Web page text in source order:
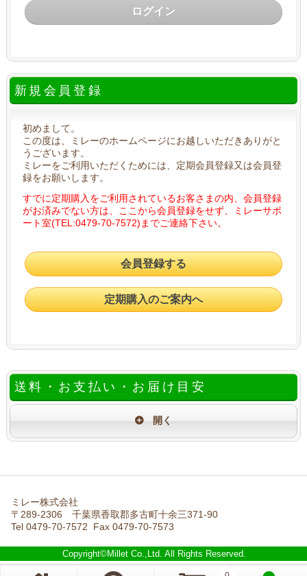
ログイン
新規会員登録
初めまして。
この度は、ミレーのホームページにお越しいただきありがと
うございます。
ミレーをご利用いただくためには、定期会員登録又は会員登
録をお願いします。
すでに定期購入をご利用されているお客さまの内、会員登録
がお済みでない方は、ここから会員登録をせず、ミレーサポ
ート室(TEL:0479-70-7572)までご連絡下さい。
会員登録する
定期購入のご案内へ
送料・お支払い・お届け目安
ミレー株式会社
〒289-2306 千葉県香取郡多古町十余三371-90
Tel 0479-70-7572 Fax 0479-70-7573
Copyright©Millet Co.,Ltd. All Rights Reserved.